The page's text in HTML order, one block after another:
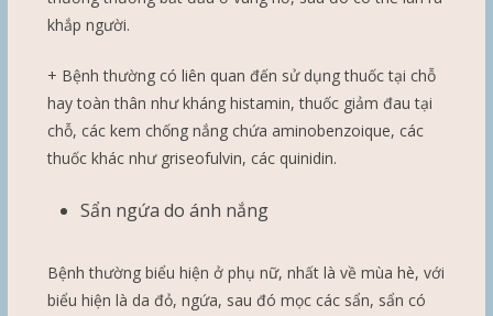
khắp người.
+ Bệnh thường có liên quan đến sử dụng thuốc tại chỗ
hay toàn thân như kháng histamin, thuốc giảm đau tại
chỗ, các kem chống nắng chứa aminobenzoique, các
thuốc khác như griseofulvin, các quinidin.
Sẩn ngứa do ánh nắng
Bệnh thường biểu hiện ở phụ nữ, nhất là về mùa hè, với
biểu hiện là da đỏ, ngứa, sau đó mọc các sẩn, sẩn có